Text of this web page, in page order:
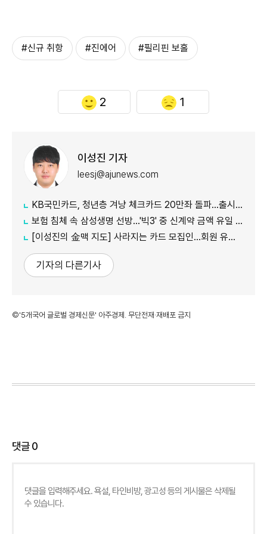
#신규 취항 #진에어 #필리핀 보홀
2 1
이성진 기자
leesj@ajunews.com
KB국민카드, 청년층 겨냥 체크카드 20만좌 돌파…출시 8개월만
보험 침체 속 삼성생명 선방…'빅3' 중 신계약 금액 유일 증가
[이성진의 金맥 지도] 사라지는 카드 모집인…회원 유치도 '디지털 전환'
기자의 다른기사
©'5개국어 글로벌 경제신문' 아주경제. 무단전재·재배포 금지
댓글0